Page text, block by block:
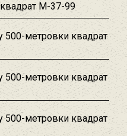
M-37-99
500-метровки квадрат
500-метровки квадрат
500-метровки квадрат